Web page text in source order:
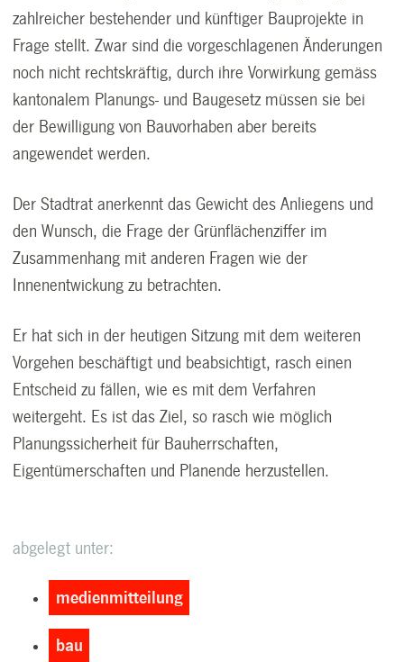
zahlreicher bestehender und künftiger Bauprojekte in
Frage stellt. Zwar sind die vorgeschlagenen Änderungen
noch nicht rechtskräftig, durch ihre Vorwirkung gemäss
kantonalem Planungs- und Baugesetz müssen sie bei
der Bewilligung von Bauvorhaben aber bereits
angewendet werden.
Der Stadtrat anerkennt das Gewicht des Anliegens und
den Wunsch, die Frage der Grünflächenziffer im
Zusammenhang mit anderen Fragen wie der
Innenentwickung zu betrachten.
Er hat sich in der heutigen Sitzung mit dem weiteren
Vorgehen beschäftigt und beabsichtigt, rasch einen
Entscheid zu fällen, wie es mit dem Verfahren
weitergeht. Es ist das Ziel, so rasch wie möglich
Planungssicherheit für Bauherrschaften,
Eigentümerschaften und Planende herzustellen.
abgelegt unter:
medienmitteilung
bau